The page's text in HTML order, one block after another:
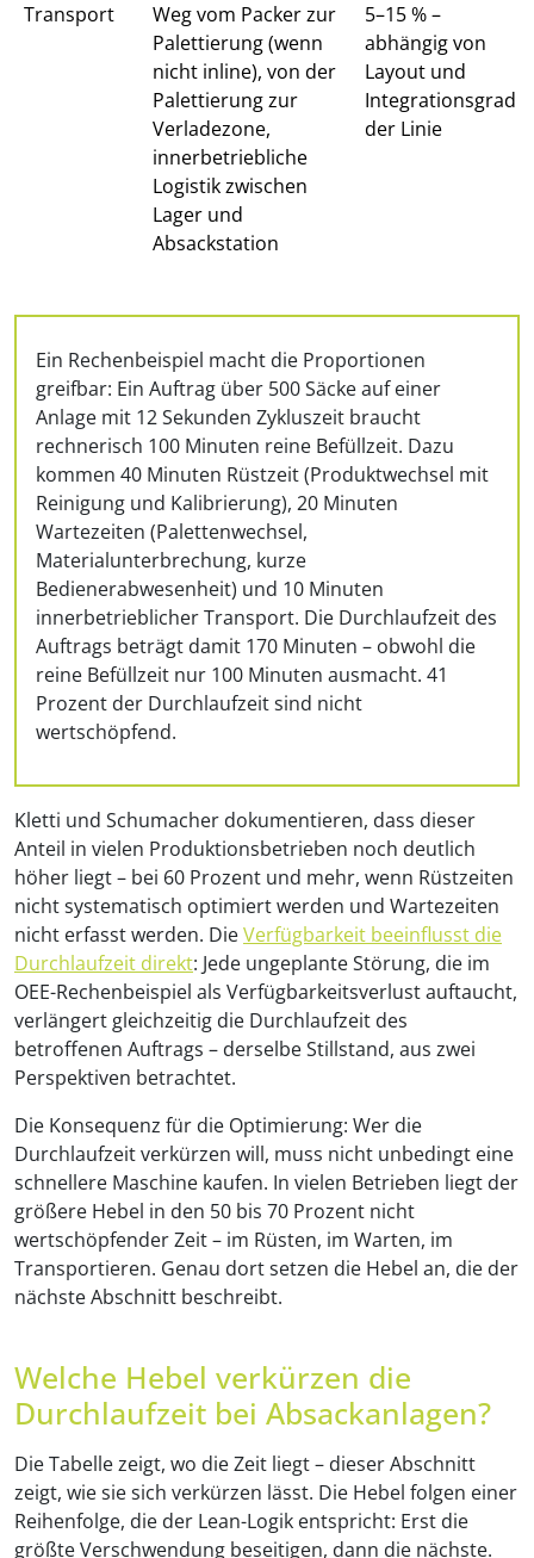
Transport
Weg vom Packer zur
Palettierung (wenn
nicht inline), von der
Palettierung zur
Verladezone,
innerbetriebliche
Logistik zwischen
Lager und
Absackstation
5–15 % –
abhängig von
Layout und
Integrationsgrad
der Linie
Ein Rechenbeispiel macht die Proportionen
greifbar: Ein Auftrag über 500 Säcke auf einer
Anlage mit 12 Sekunden Zykluszeit braucht
rechnerisch 100 Minuten reine Befüllzeit. Dazu
kommen 40 Minuten Rüstzeit (Produktwechsel mit
Reinigung und Kalibrierung), 20 Minuten
Wartezeiten (Palettenwechsel,
Materialunterbrechung, kurze
Bedienerabwesenheit) und 10 Minuten
innerbetrieblicher Transport. Die Durchlaufzeit des
Auftrags beträgt damit 170 Minuten – obwohl die
reine Befüllzeit nur 100 Minuten ausmacht. 41
Prozent der Durchlaufzeit sind nicht
wertschöpfend.
Kletti und Schumacher dokumentieren, dass dieser
Anteil in vielen Produktionsbetrieben noch deutlich
höher liegt – bei 60 Prozent und mehr, wenn Rüstzeiten
nicht systematisch optimiert werden und Wartezeiten
nicht erfasst werden. DieVerfügbarkeit beeinflusst die
Durchlaufzeit direkt: Jede ungeplante Störung, die im
OEE-Rechenbeispiel als Verfügbarkeitsverlust auftaucht,
verlängert gleichzeitig die Durchlaufzeit des
betroffenen Auftrags – derselbe Stillstand, aus zwei
Perspektiven betrachtet.
Die Konsequenz für die Optimierung: Wer die
Durchlaufzeit verkürzen will, muss nicht unbedingt eine
schnellere Maschine kaufen. In vielen Betrieben liegt der
größere Hebel in den 50 bis 70 Prozent nicht
wertschöpfender Zeit – im Rüsten, im Warten, im
Transportieren. Genau dort setzen die Hebel an, die der
nächste Abschnitt beschreibt.
Welche Hebel verkürzen die
Durchlaufzeit bei Absackanlagen?
Die Tabelle zeigt, wo die Zeit liegt – dieser Abschnitt
zeigt, wie sie sich verkürzen lässt. Die Hebel folgen einer
Reihenfolge, die der Lean-Logik entspricht: Erst die
größte Verschwendung beseitigen, dann die nächste.